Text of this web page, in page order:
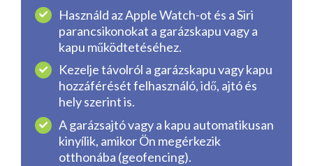
Használd az Apple Watch-ot és a Siri
parancsikonokat a garázskapu vagy a
kapu működtetéséhez.
Kezelje távolról a garázskapu vagy kapu
hozzáférését felhasználó, idő, ajtó és
hely szerint is.
A garázsajtó vagy a kapu automatikusan
kinyílik, amikor Ön megérkezik
otthonába (geofencing).